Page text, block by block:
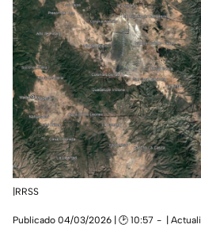
|RRSS
Publicado 04/03/2026 | 🕑 10:57 |